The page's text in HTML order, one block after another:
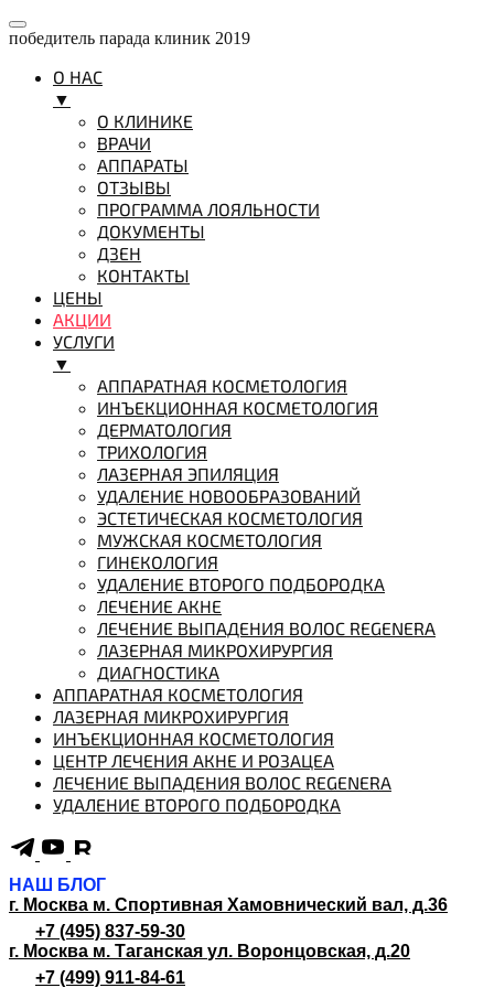
победитель парада клиник 2019
О НАС
▼
О КЛИНИКЕ
ВРАЧИ
АППАРАТЫ
ОТЗЫВЫ
ПРОГРАММА ЛОЯЛЬНОСТИ
ДОКУМЕНТЫ
ДЗЕН
КОНТАКТЫ
ЦЕНЫ
АКЦИИ
УСЛУГИ
▼
АППАРАТНАЯ КОСМЕТОЛОГИЯ
ИНЪЕКЦИОННАЯ КОСМЕТОЛОГИЯ
ДЕРМАТОЛОГИЯ
ТРИХОЛОГИЯ
ЛАЗЕРНАЯ ЭПИЛЯЦИЯ
УДАЛЕНИЕ НОВООБРАЗОВАНИЙ
ЭСТЕТИЧЕСКАЯ КОСМЕТОЛОГИЯ
МУЖСКАЯ КОСМЕТОЛОГИЯ
ГИНЕКОЛОГИЯ
УДАЛЕНИЕ ВТОРОГО ПОДБОРОДКА
ЛЕЧЕНИЕ АКНЕ
ЛЕЧЕНИЕ ВЫПАДЕНИЯ ВОЛОС REGENERA
ЛАЗЕРНАЯ МИКРОХИРУРГИЯ
ДИАГНОСТИКА
АППАРАТНАЯ КОСМЕТОЛОГИЯ
ЛАЗЕРНАЯ МИКРОХИРУРГИЯ
ИНЪЕКЦИОННАЯ КОСМЕТОЛОГИЯ
ЦЕНТР ЛЕЧЕНИЯ АКНЕ И РОЗАЦЕА
ЛЕЧЕНИЕ ВЫПАДЕНИЯ ВОЛОС REGENERA
УДАЛЕНИЕ ВТОРОГО ПОДБОРОДКА
НАШ БЛОГ
г. Москва м. Спортивная Хамовнический вал, д.36
+7 (495) 837-59-30
г. Москва м. Таганская ул. Воронцовская, д.20
+7 (499) 911-84-61